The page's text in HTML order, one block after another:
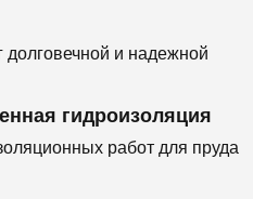
и надежной
гидроизоляция
работ для пруда